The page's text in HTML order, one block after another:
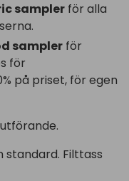
sampler för alla
sampler för
för
på priset, för egen
standard. Filttass